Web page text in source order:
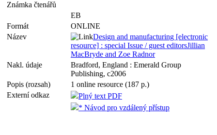
Známka čtenářů
EB
Formát
ONLINE
Název
Design and manufacturing [electronic
resource] : special Issue / guest editorsJillian
MacBryde and Zoe Radnor
Nakl. údaje
Bradford, England : Emerald Group
Publishing, c2006
Popis (rozsah)
1 online resource (187 p.)
Externí odkaz
Plný text PDF
* Návod pro vzdálený přístup